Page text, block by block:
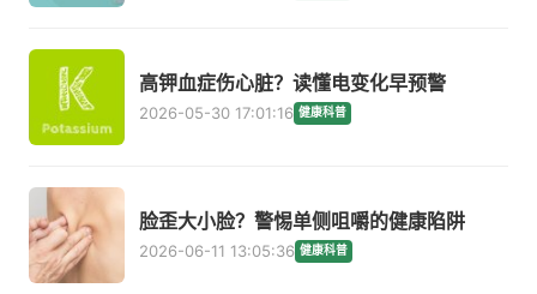
高钾血症伤心脏？读懂电变化早预警
2026-05-30 17:01:16 健康科普
脸歪大小脸？警惕单侧咀嚼的健康陷阱
2026-06-11 13:05:36 健康科普